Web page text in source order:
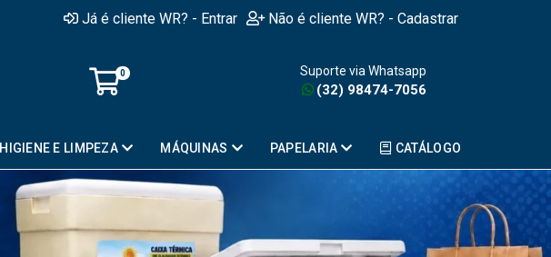
Já é cliente WR? - Entrar Não é cliente WR? - Cadastrar
0 Suporte via Whatsapp
(32) 98474-7056
HIGIENE E LIMPEZA MÁQUINAS PAPELARIA CATÁLOGO